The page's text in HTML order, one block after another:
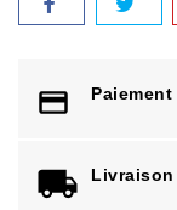
Paiement